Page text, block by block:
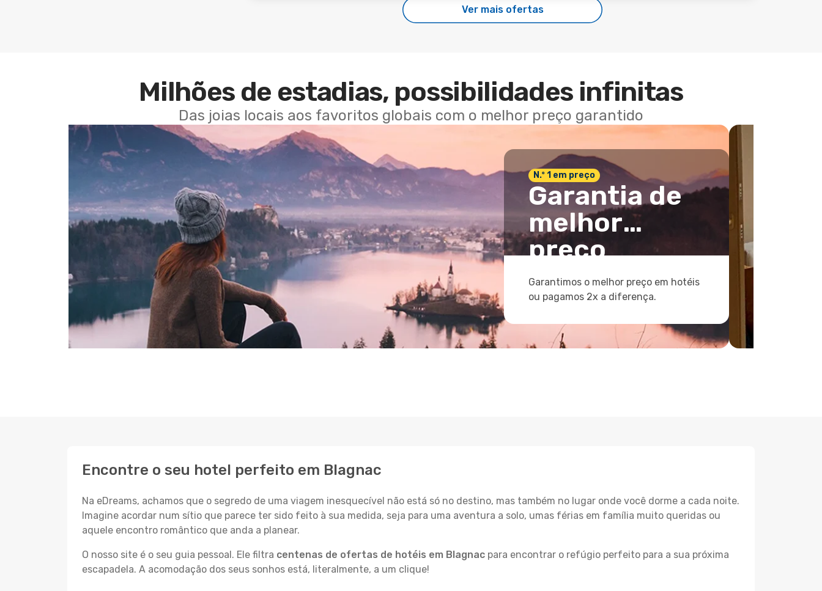
Ver mais ofertas
Milhões de estadias, possibilidades infinitas
Das joias locais aos favoritos globais com o melhor preço garantido
N.º 1 em preço
Garantia de
melhor
preço
Garantimos o melhor preço em hotéis
ou pagamos 2x a diferença.
Encontre o seu hotel perfeito em Blagnac
Na eDreams, achamos que o segredo de uma viagem inesquecível não está só no destino, mas também no lugar onde você dorme a cada noite.
Imagine acordar num sítio que parece ter sido feito à sua medida, seja para uma aventura a solo, umas férias em família muito queridas ou
aquele encontro romântico que anda a planear.
O nosso site é o seu guia pessoal. Ele filtra centenas de ofertas de hotéis em Blagnac para encontrar o refúgio perfeito para a sua próxima
escapadela. A acomodação dos seus sonhos está, literalmente, a um clique!